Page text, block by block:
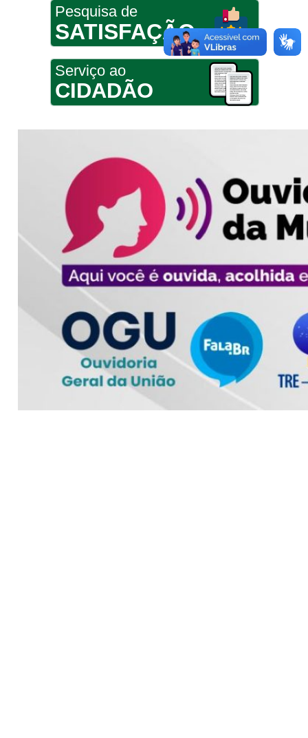
Pesquisa de
SATISFAÇÃO
Serviço ao
CIDADÃO